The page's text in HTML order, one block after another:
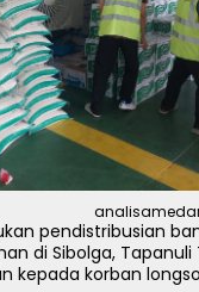
pendistribusian
di Sibolga, Tapanuli
kepada korban